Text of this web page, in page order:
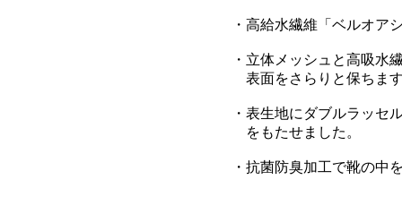
・高給水繊維「ベルオア
・立体メッシュと高吸水
表面をさらりと保ちま
・表生地にダブルラッセ
をもたせました。
・抗菌防臭加工で靴の中